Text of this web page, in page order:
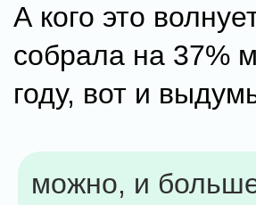
А кого это
собрала на 37%
году, вот и
можно, и